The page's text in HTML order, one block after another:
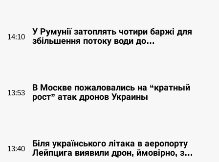
14:10
У Румунії затоплять чотири баржі для
збільшення потоку води до…
13:53
В Москве пожаловались на “кратный
рост” атак дронов Украины
13:40
Біля українського літака в аеропорту
Лейпцига виявили дрон, ймовірно, з…